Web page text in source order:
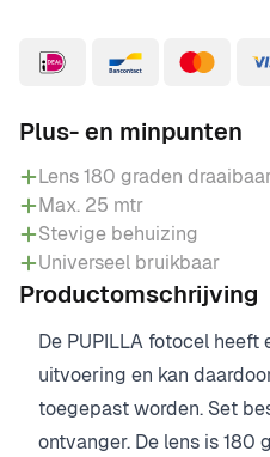
Plus- en minpunten
Lens 180 graden
Max. 25 mtr
Stevige behuizing
Universeel bruikbaar
Productomschrijving
De PUPILLA fotocel
uitvoering en kan
toegepast worden. Set
ontvanger. De lens is 180